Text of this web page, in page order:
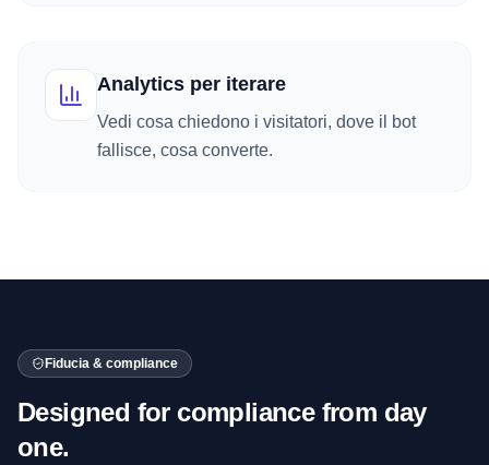
Analytics per iterare
Vedi cosa chiedono i visitatori, dove il bot
fallisce, cosa converte.
Fiducia & compliance
Designed for compliance from day
one.